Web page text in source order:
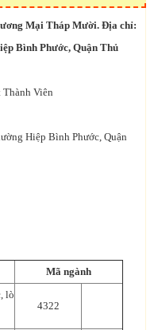
Mại Tháp Mười. Địa chỉ:
Bình Phước, Quận Thủ
Viên
Hiệp Bình Phước, Quận
Mã ngành
lò
4322